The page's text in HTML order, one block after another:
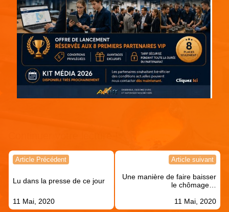
Navigation
l’article
Article Précédent
Lu dans la presse de ce jour
11 Mai, 2020
Article suivant
Une manière de faire baisser
le chômage…
11 Mai, 2020